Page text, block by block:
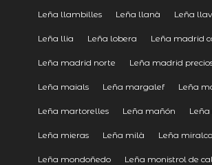
Leña llambilles Leña llanà Leña
Leña llia Leña lobera Leña madrid
Leña madrid norte Leña madrid
Leña maials Leña margalef Leña
Leña martorelles Leña mañón Leña
Leña mieras Leña milà Leña
Leña mondoñedo Leña monistrol de